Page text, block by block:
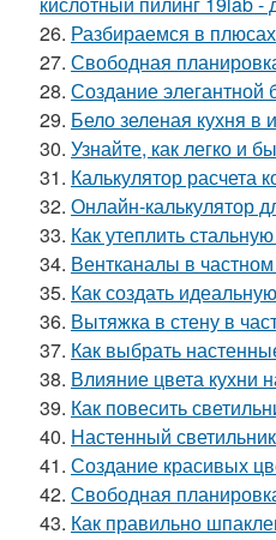
26. Разбираемся в
27. Свободная
28. Создание элегантной
29. Бело зеленая кухня в
30. Узнайте, как легко и
31. Калькулятор расчета
32. Онлайн-калькулятор
33. Как утеплить
34. Вентканалы в
35. Как создать
36. Вытяжка в стену в
37. Как выбрать
38. Влияние цвета кухни
39. Как повесить
40. Настенный
41. Создание красивых
42. Свободная
43. Как правильно